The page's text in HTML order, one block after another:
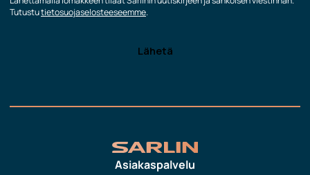
Tutustutietosuojaselosteeseemme.
Asiakaspalvelu